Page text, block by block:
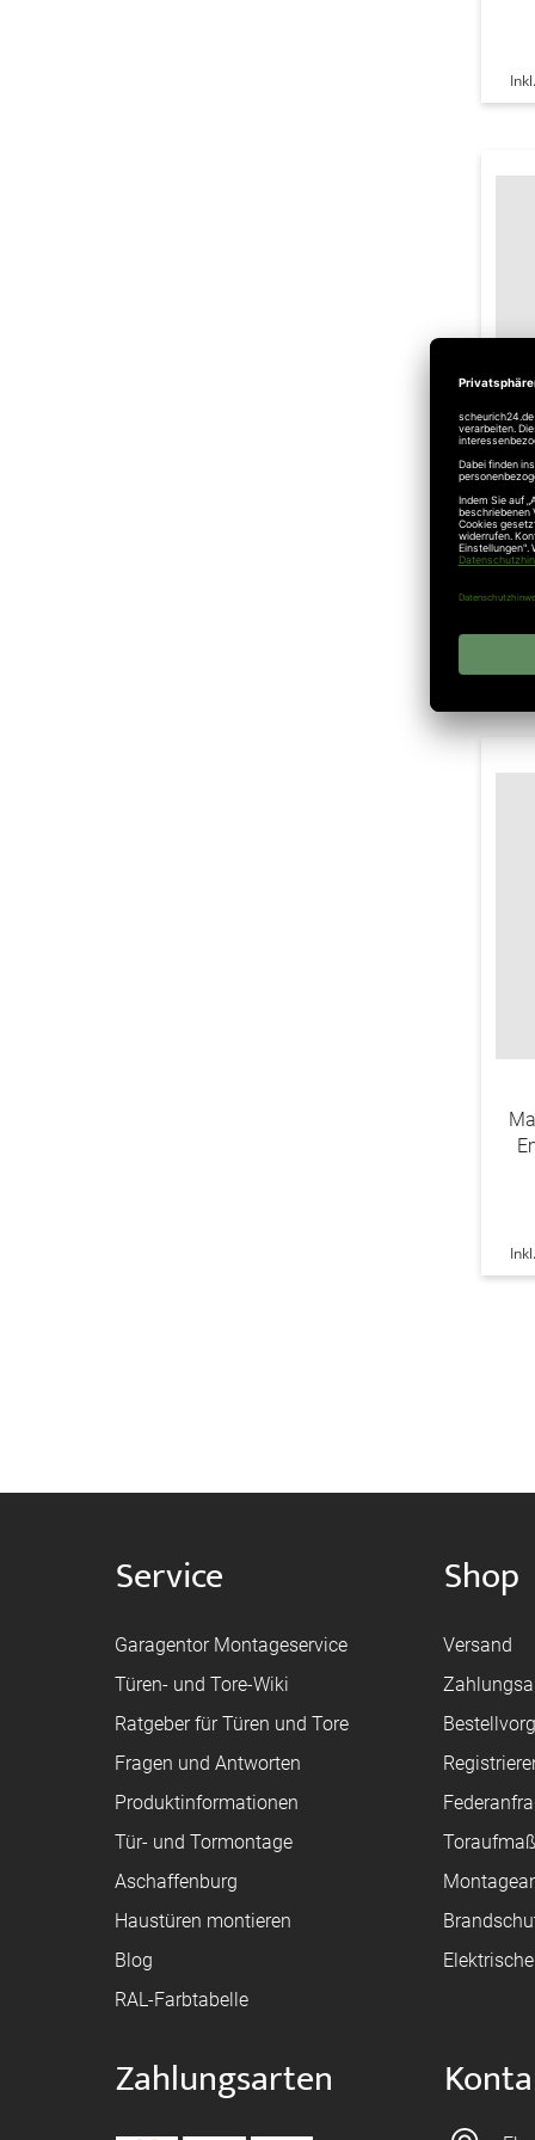
Service
Garagentor Montageservice
Türen- und Tore-Wiki
Ratgeber für Türen und Tore
Fragen und Antworten
Produktinformationen
Tür- und Tormontage
Aschaffenburg
Haustüren montieren
Blog
RAL-Farbtabelle
Shop
Versand
Toraufmaß
Zahlungsarten